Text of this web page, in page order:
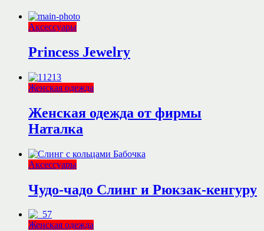
Аксессуары
Princess Jewelry
Женская одежда
Женская одежда от фирмы
Наталка
Аксессуары
Чудо-чадо Слинг и Рюкзак-кенгуру
Женская одежда